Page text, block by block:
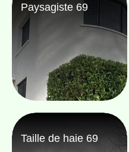
Paysagiste 69
Taille de haie 69